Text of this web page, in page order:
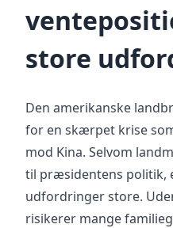
store
Den amerikanske
for en skærpet krise
mod Kina. Selvom
til præsidentens politik,
udfordringer store.
risikerer mange